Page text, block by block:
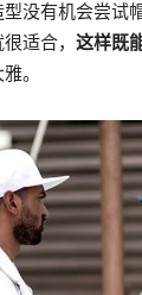
没有机会尝试
适合， 这样既
。